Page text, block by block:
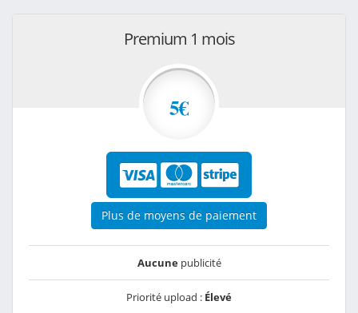
Premium 1 mois
5€
Plus de moyens de paiement
Aucunepublicité
Priorité upload : Élevé